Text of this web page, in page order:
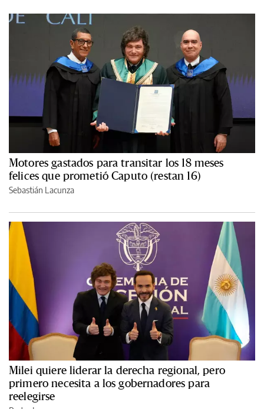
Motores gastados para transitar los 18 meses
felices que prometió Caputo (restan 16)
Sebastián Lacunza
Milei quiere liderar la derecha regional, pero
primero necesita a los gobernadores para
reelegirse